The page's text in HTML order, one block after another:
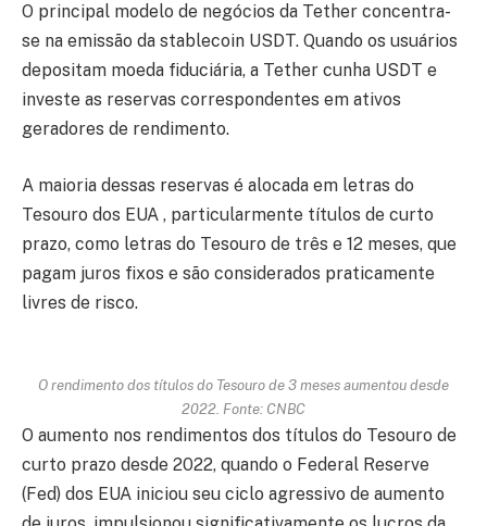
O principal modelo de negócios da Tether concentra-
se na emissão da stablecoin USDT. Quando os usuários
depositam moeda fiduciária, a Tether cunha USDT e
investe as reservas correspondentes em ativos
geradores de rendimento.
A maioria dessas reservas é alocada em letras do
Tesouro dos EUA , particularmente títulos de curto
prazo, como letras do Tesouro de três e 12 meses, que
pagam juros fixos e são considerados praticamente
livres de risco.
O rendimento dos títulos do Tesouro de 3 meses aumentou desde
2022. Fonte: CNBC
O aumento nos rendimentos dos títulos do Tesouro de
curto prazo desde 2022, quando o Federal Reserve
(Fed) dos EUA iniciou seu ciclo agressivo de aumento